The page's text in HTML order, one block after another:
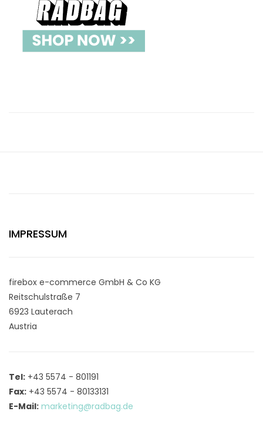
IMPRESSUM
firebox e-commerce GmbH & Co KG
Reitschulstraße 7
6923 Lauterach
Austria
Tel: +43 5574 - 801191
Fax: +43 5574 - 80133131
E-Mail: marketing@radbag.de